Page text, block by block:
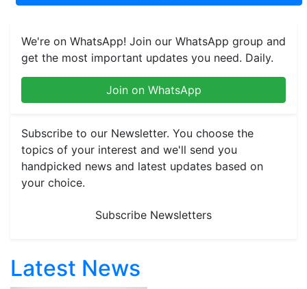
We're on WhatsApp! Join our WhatsApp group and
get the most important updates you need. Daily.
Join on WhatsApp
Subscribe to our Newsletter. You choose the
topics of your interest and we'll send you
handpicked news and latest updates based on
your choice.
Subscribe Newsletters
Latest News